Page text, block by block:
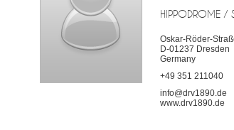
HIPPODROME /
Oskar-Röder-
D-01237 Dresden
Germany
+49 351 211040
info@drv1890.de
www.drv1890.de